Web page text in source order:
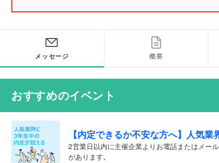
メッセージ 概要
おすすめのイベント
【内定できるか不安な方へ】人気
2営業日以内に主催企業よりお電話またはメー
があります。